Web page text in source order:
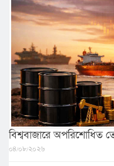
বিশ্ববাজারে অপরিশোধিত
০৪/০৮/২০২৬